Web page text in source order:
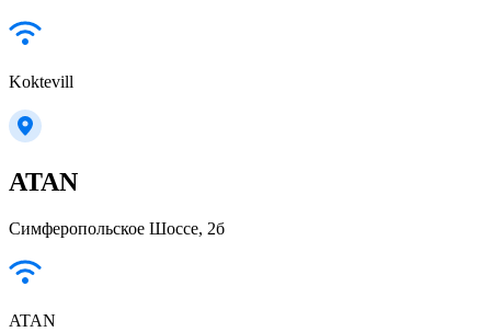
Koktevill
ATAN
Симферопольское Шоссе, 2б
ATAN